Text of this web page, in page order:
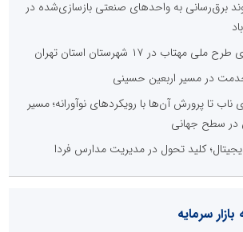
روند برق‌رسانی به واحدهای صنعتی بازسازی‌شده در
در ۱۷ شهرستان استان تهران
در مسیر اربعین حسینی
تا پرورش آن‌ها با رویکردهای نوآورانه؛ مسیر
در سطح جهانی
کلید تحول در مدیریت مدارس فردا
سرمایه